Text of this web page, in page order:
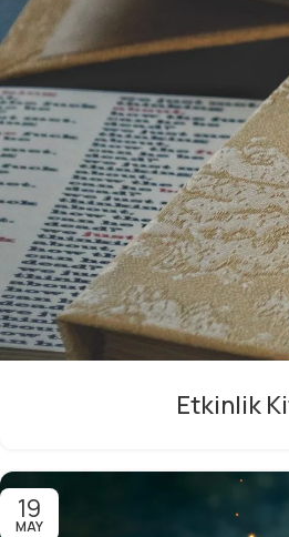
Etkinlik
19
MAY